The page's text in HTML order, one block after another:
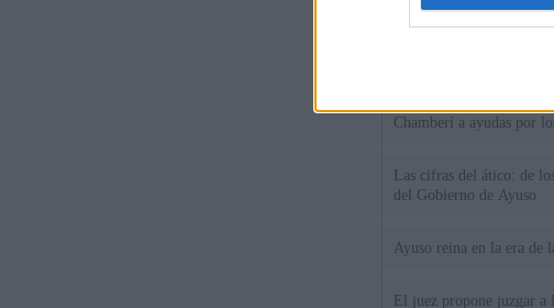
El consejero al que
Chamberí a ayudas por
Las cifras del ático: de
del Gobierno de Ayuso
Ayuso reina en la era de
El juez propone juzgar